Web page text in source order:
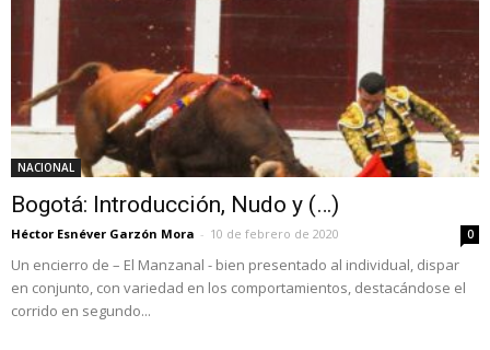
NACIONAL
Bogotá: Introducción, Nudo y (…)
Héctor Esnéver Garzón Mora - 10 de febrero de 2020 0
Un encierro de – El Manzanal - bien presentado al individual, dispar
en conjunto, con variedad en los comportamientos, destacándose el
corrido en segundo...